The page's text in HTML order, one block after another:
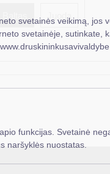
svetainės veikimą, jos
svetainėje, sutinkate,
funkcijas. Svetainė
naršyklės nuostatas.
Juoda
EN